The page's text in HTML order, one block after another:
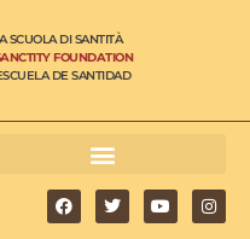
SCUOLA DI SANTITÀ
FOUNDATION
DE SANTIDAD